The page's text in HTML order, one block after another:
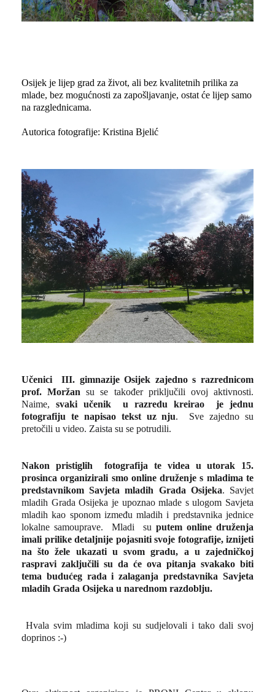
Osijek je lijep grad za život, ali bez kvalitetnih prilika za
mlade, bez mogućnosti za zapošljavanje, ostat će lijep samo
na razglednicama.
Autorica fotografije: Kristina Bjelić
Učenici III. gimnazije Osijek zajedno s razrednicom
prof. Moržan su se također priključili ovoj aktivnosti.
Naime, svaki učenik u razredu kreirao je jednu
fotografiju te napisao tekst uz nju. Sve zajedno su
pretočili u video. Zaista su se potrudili.
Nakon pristiglih fotografija te videa u utorak 15.
prosinca organizirali smo online druženje s mladima te
predstavnikom Savjeta mladih Grada Osijeka. Savjet
mladih Grada Osijeka je upoznao mlade s ulogom Savjeta
mladih kao sponom između mladih i predstavnika jednice
lokalne samouprave. Mladi su putem online druženja
imali prilike detaljnije pojasniti svoje fotografije, iznijeti
na što žele ukazati u svom gradu, a u zajedničkoj
raspravi zaključili su da će ova pitanja svakako biti
tema budućeg rada i zalaganja predstavnika Savjeta
mladih Grada Osijeka u narednom razdoblju.
Hvala svim mladima koji su sudjelovali i tako dali svoj
doprinos :-)